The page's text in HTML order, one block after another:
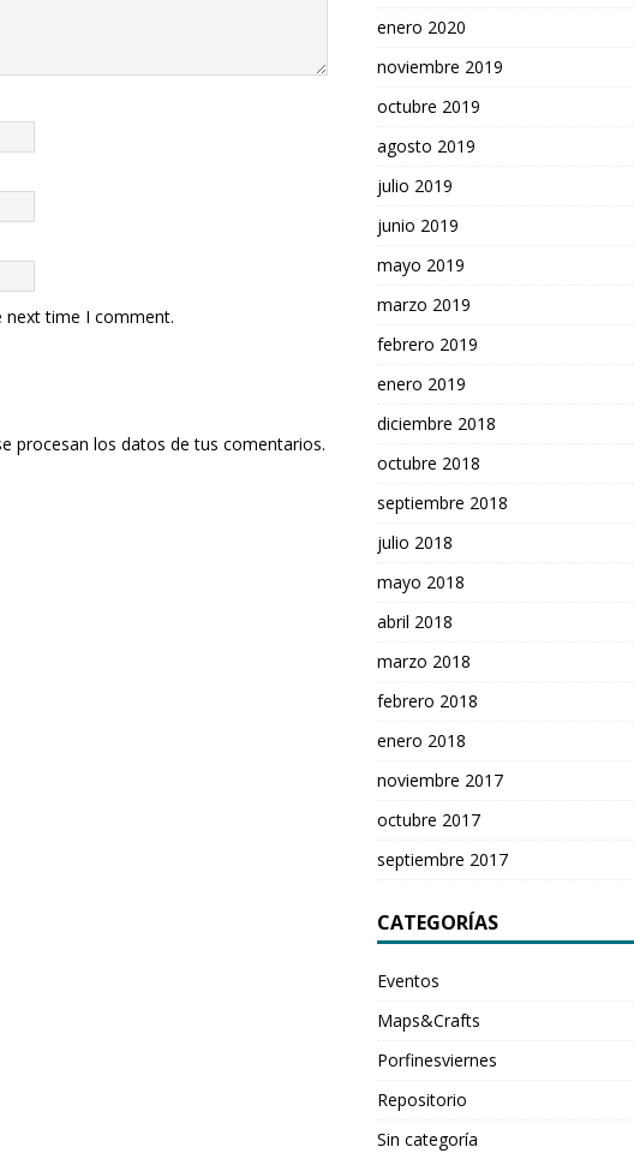
next time I comment.
procesan los datos de tus comentarios.
enero 2020
noviembre 2019
octubre 2019
agosto 2019
julio 2019
junio 2019
mayo 2019
marzo 2019
febrero 2019
enero 2019
diciembre 2018
octubre 2018
septiembre 2018
julio 2018
mayo 2018
abril 2018
marzo 2018
febrero 2018
enero 2018
noviembre 2017
octubre 2017
septiembre 2017
CATEGORÍAS
Eventos
Maps&Crafts
Porfinesviernes
Repositorio
Sin categoría